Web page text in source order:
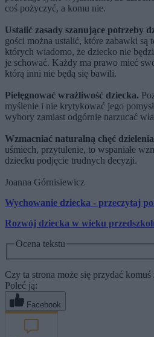
coś pożyczyć, a komu nie.
Ustalić zasady szanujące potrzeby
gości można ustalić, które zabawki są
których wiadomo, że dziecko nie
je schować. Każdy ma prawo mieć
którą inni nie będą się bawili.
Pielęgnować wrażliwość dziecka.
myślenie i nie krytykować jego
wybory zamiast odgórnie narzucać
Wzmacniać naturalną chęć dzielenia
uśmiech, przytulenie, to wspaniałe
dziecku podjęcie trudnych decyzji.
Joanna Górnisiewicz
Wychowanie dziecka - przeczytaj
Rozwój dziecka w wieku
Ocena tekstu
Czy ta strona może się przydać
Poleć ją:
Facebook